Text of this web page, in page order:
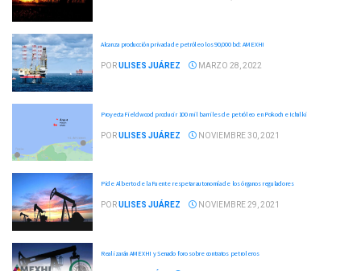
Alcanza producción privada de petróleo los 90,000 bd: AMEXHI
PORULISES JUÁREZ MARZO 28, 2022
Proyecta Fieldwood producir 100 mil barriles de petróleo en Pokoch e Ichalki
PORULISES JUÁREZ NOVIEMBRE 30, 2021
Pide Alberto de la Fuente respetar autonomía de los órganos reguladores
PORULISES JUÁREZ NOVIEMBRE 29, 2021
Realizarán AMEXHI y Senado foro sobre contratos petroleros